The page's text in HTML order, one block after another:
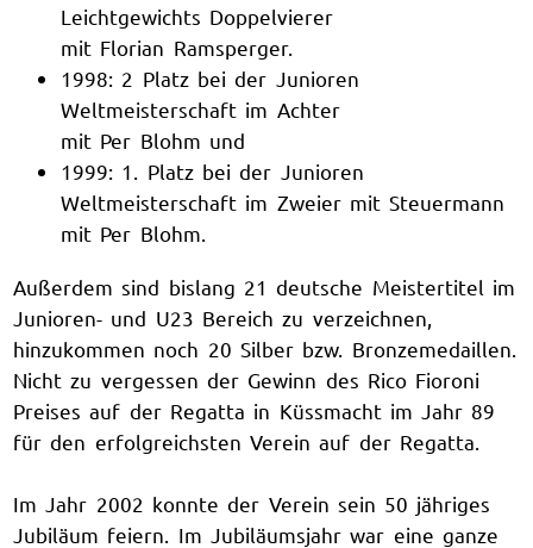
Leichtgewichts Doppelvierer
mit Florian Ramsperger.
1998: 2 Platz bei der Junioren
Weltmeisterschaft im Achter
mit Per Blohm und
1999: 1. Platz bei der Junioren
Weltmeisterschaft im Zweier mit Steuermann
mit Per Blohm.
Außerdem sind bislang 21 deutsche Meistertitel im
Junioren- und U23 Bereich zu verzeichnen,
hinzukommen noch 20 Silber bzw. Bronzemedaillen.
Nicht zu vergessen der Gewinn des Rico Fioroni
Preises auf der Regatta in Küssmacht im Jahr 89
für den erfolgreichsten Verein auf der Regatta.
Im Jahr 2002 konnte der Verein sein 50 jähriges
Jubiläum feiern. Im Jubiläumsjahr war eine ganze